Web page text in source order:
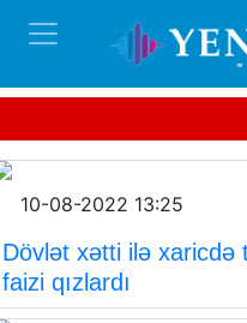
10-08-2022 13:25
Dövlət xətti ilə xaricdə
faizi qızlardı